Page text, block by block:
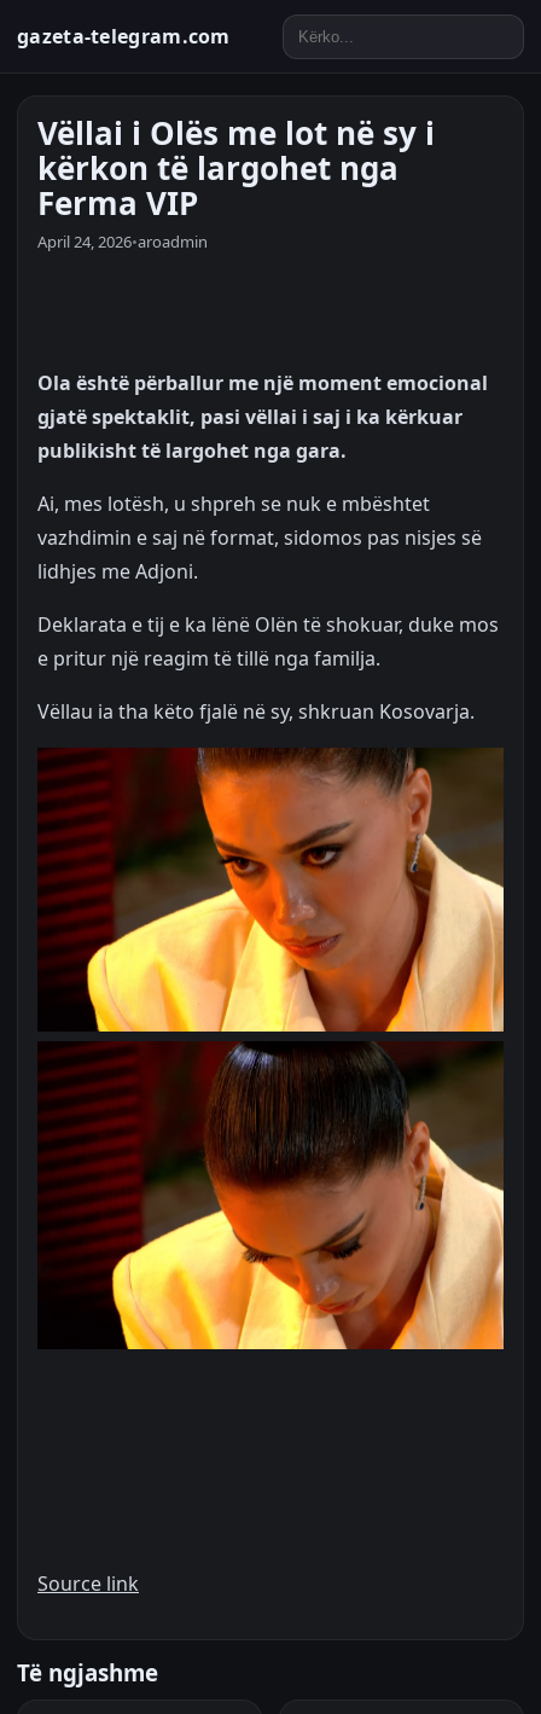
gazeta-telegram.com
Vëllai i Olës me lot në sy i
kërkon të largohet nga
Ferma VIP
April 24, 2026•aroadmin
Ola është përballur me një moment emocional
gjatë spektaklit, pasi vëllai i saj i ka kërkuar
publikisht të largohet nga gara.
Ai, mes lotësh, u shpreh se nuk e mbështet
vazhdimin e saj në format, sidomos pas nisjes së
lidhjes me Adjoni.
Deklarata e tij e ka lënë Olën të shokuar, duke mos
e pritur një reagim të tillë nga familja.
Vëllau ia tha këto fjalë në sy, shkruan Kosovarja.
Source link
Të ngjashme